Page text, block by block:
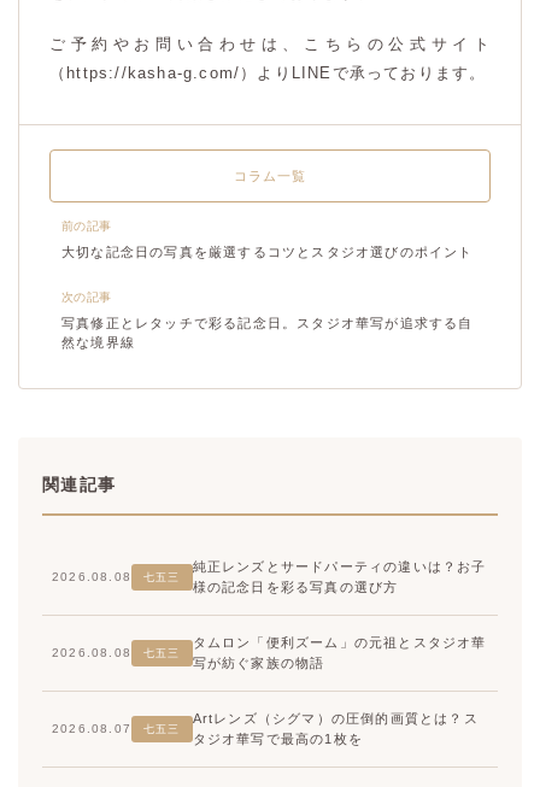
ご予約やお問い合わせは、こちらの公式サイト
（https://kasha-g.com/）よりLINEで承っております。
前の記事
大切な記念日の写真を厳選するコツとスタジオ選びのポイント
コラム一覧
次の記事
写真修正とレタッチで彩る記念日。スタジオ華写が追求する自
然な境界線
関連記事
2026.08.08 七五三
純正レンズとサードパーティの違いは？お子
様の記念日を彩る写真の選び方
2026.08.08 七五三
タムロン「便利ズーム」の元祖とスタジオ華
写が紡ぐ家族の物語
2026.08.07 七五三
Artレンズ（シグマ）の圧倒的画質とは？ス
タジオ華写で最高の1枚を